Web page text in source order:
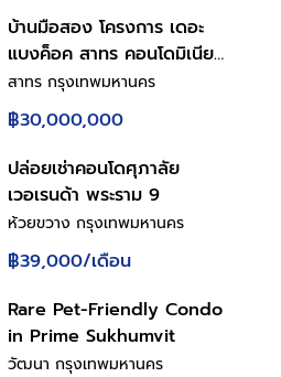
บ้านมือสอง โครงการ เดอะ
แบงค็อค สาทร คอนโดมิเนียม
ใจกลางย่านธุรกิจสาทร 2 ห้อง
นอน 2 ห้องน้ำ พื้นที่ใช้สอย
111.77 ตร.ม. พร้อม Living
Space ชั้น 2 ห้องครัวพร้อม
เคาน์เตอร์ครัว ที่จอดรถ 1 คัน
ทำเลเขตสาทร กรุงเทพฯ ใกล้
เซ็นทรัล สีลม ทาวเวอร์
สาทร กรุงเทพมหานคร
฿30,000,000
ปล่อยเช่าคอนโดศุภาลัย
เวอเรนด้า พระราม 9
ห้วยขวาง กรุงเทพมหานคร
฿39,000/เดือน
Rare Pet-Friendly Condo
in Prime Sukhumvit
วัฒนา กรุงเทพมหานคร